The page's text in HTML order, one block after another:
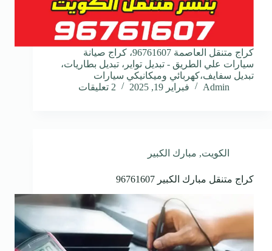
كراج متنقل العاصمة 96761607، كراج صيانة
سيارات علي الطريق - تبديل تواير، تبديل بطاريات،
تبديل سفايف،كهربائي وميكانيكي سيارات
Admin
فبراير 19, 2025 2 تعليقات
الكويت, مبارك الكبير
كراج متنقل مبارك الكبير 96761607